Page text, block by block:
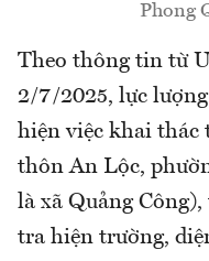
Phong
Theo thông tin từ
2/7/2025, lực
hiện việc khai thác
thôn An Lộc,
là xã Quảng
tra hiện trường,